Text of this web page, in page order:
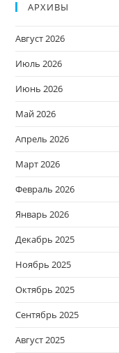
АРХИВЫ
Август 2026
Июль 2026
Июнь 2026
Май 2026
Апрель 2026
Март 2026
Февраль 2026
Январь 2026
Декабрь 2025
Ноябрь 2025
Октябрь 2025
Сентябрь 2025
Август 2025